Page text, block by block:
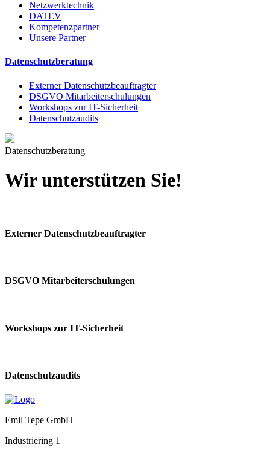
Netzwerktechnik
DATEV
Kompetenzpartner
Unsere Partner
Datenschutzberatung
Externer Datenschutzbeauftragter
DSGVO Mitarbeiterschulungen
Workshops zur IT-Sicherheit
Datenschutzaudits
Datenschutzberatung
Wir unterstützen Sie!
Externer Datenschutzbeauftragter
DSGVO Mitarbeiterschulungen
Workshops zur IT-Sicherheit
Datenschutzaudits
Emil Tepe GmbH
Industriering 1